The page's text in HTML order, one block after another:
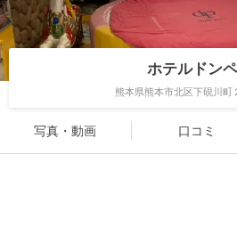
ホテルドン
熊本県熊本市北区下硯川町
写真・動画 口コミ